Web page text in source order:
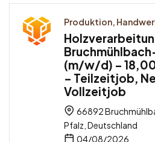
Produktion,
(m/w/d) –
– Teilzeitjob,
Vollzeitjob
66892
Pfalz, Deutschland
04/08/2026